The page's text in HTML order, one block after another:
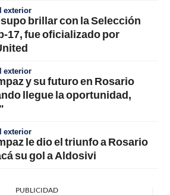
exterior
brillar con la Selección
17, fue oficializado por
exterior
y su futuro en Rosario
llegue la oportunidad,
exterior
le dio el triunfo a Rosario
su gol a Aldosivi
PUBLICIDAD